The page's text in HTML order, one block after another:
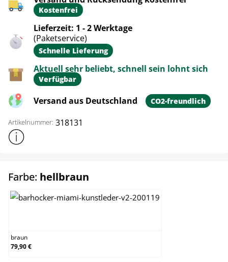
Kostenfrei
Lieferzeit: 1 - 2 Werktage
(Paketservice)
Schnelle Lieferung
Aktuell sehr beliebt, schnell sein lohnt sich
Verfügbar
Versand aus Deutschland CO2-freundlich
Artikelnummer: 318131
Weitere Produktinformationen anzeigen
Farbe: hellbraun
braun
79,90 €